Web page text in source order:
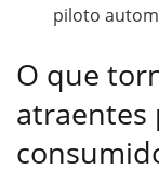
piloto
O que
atraentes